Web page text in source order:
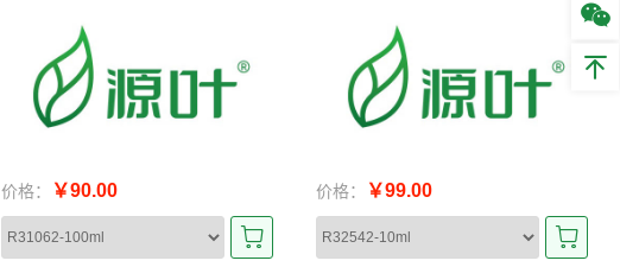
价格： ￥90.00 价格： ￥99.00